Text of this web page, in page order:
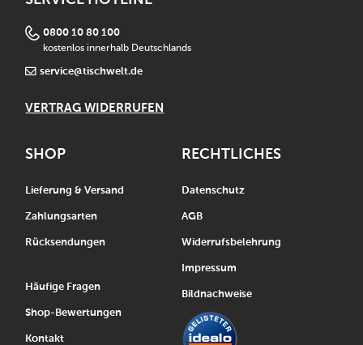
0800 10 80 100
kostenlos innerhalb Deutschlands
service@tischwelt.de
VERTRAG WIDERRUFEN
SHOP
Lieferung & Versand
Zahlungsarten
Rücksendungen
Häufige Fragen
Shop-Bewertungen
Kontakt
RECHTLICHES
Datenschutz
AGB
Widerrufsbelehrung
Impressum
Bildnachweise